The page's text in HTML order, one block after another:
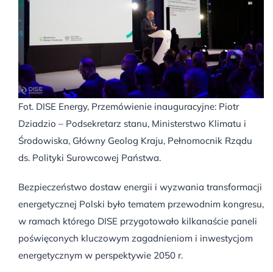
Fot. DISE Energy, Przemówienie inauguracyjne: Piotr
Dziadzio – Podsekretarz stanu, Ministerstwo Klimatu i
Środowiska, Główny Geolog Kraju, Pełnomocnik Rządu
ds. Polityki Surowcowej Państwa.
Bezpieczeństwo dostaw energii i wyzwania transformacji
energetycznej Polski było tematem przewodnim kongresu,
w ramach którego DISE przygotowało kilkanaście paneli
poświęconych kluczowym zagadnieniom i inwestycjom
energetycznym w perspektywie 2050 r.